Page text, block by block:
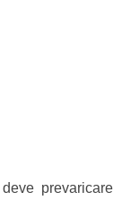
prevaricare